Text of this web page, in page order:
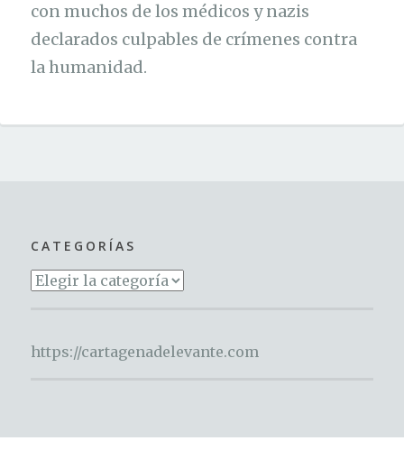
con muchos de los médicos y nazis
declarados culpables de crímenes contra
la humanidad.
CATEGORÍAS
Categorías
https://cartagenadelevante.com